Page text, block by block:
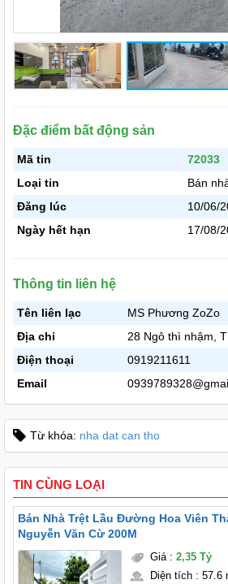
Đặc điểm bất động sản
Mã tin
72033
Loại tin
Bán
Đăng lúc
10/06/
Ngày hết hạn
17/08/
Thông tin liên hệ
Tên liên lạc
MS Phương ZoZo
Địa chỉ
28 Ngô thì nhậm,
Điện thoại
0919211611
Email
Từ khóa: nha dat can tho
TIN CÙNG LOẠI
Bán Nhà Trệt Lầu Đường Hoa Viên
Nguyễn Văn Cừ 200M
Giá: 2,35 Tỷ
Diện tích: 57.6